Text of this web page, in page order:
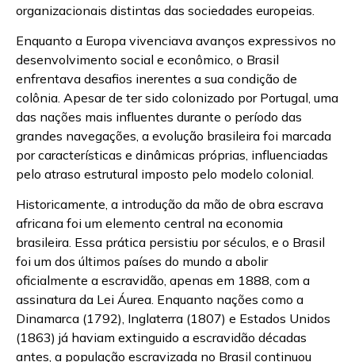
organizacionais distintas das sociedades europeias.
Enquanto a Europa vivenciava avanços expressivos no
desenvolvimento social e econômico, o Brasil
enfrentava desafios inerentes a sua condição de
colônia. Apesar de ter sido colonizado por Portugal, uma
das nações mais influentes durante o período das
grandes navegações, a evolução brasileira foi marcada
por características e dinâmicas próprias, influenciadas
pelo atraso estrutural imposto pelo modelo colonial.
Historicamente, a introdução da mão de obra escrava
africana foi um elemento central na economia
brasileira. Essa prática persistiu por séculos, e o Brasil
foi um dos últimos países do mundo a abolir
oficialmente a escravidão, apenas em 1888, com a
assinatura da Lei Áurea. Enquanto nações como a
Dinamarca (1792), Inglaterra (1807) e Estados Unidos
(1863) já haviam extinguido a escravidão décadas
antes, a população escravizada no Brasil continuou